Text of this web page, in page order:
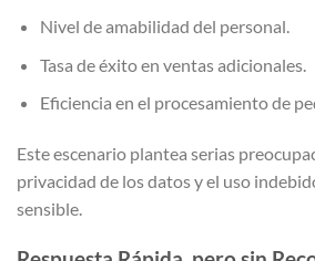
Nivel de amabilidad del personal.
Tasa de éxito en ventas adicionales.
Eficiencia en el procesamiento de
Este escenario plantea serias
privacidad de los datos y el uso
sensible.